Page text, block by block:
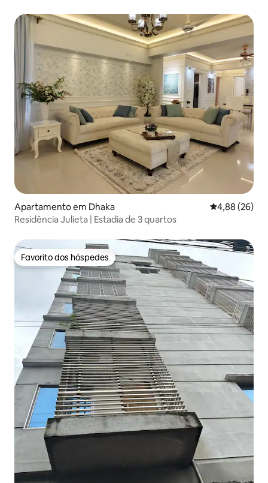
Apartamento em Dhaka Classificação
4,88 (26)
Residência Julieta | Estadia de 3 quartos
Favorito dos hóspedes
Favorito dos hóspedes